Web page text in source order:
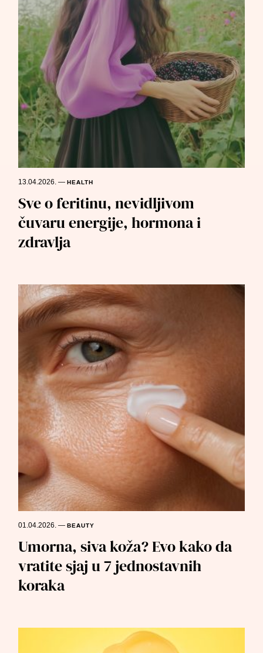
13.04.2026.—HEALTH
Sve o feritinu, nevidljivom
čuvaru energije, hormona i
zdravlja
01.04.2026.—BEAUTY
Umorna, siva koža? Evo kako da
vratite sjaj u 7 jednostavnih
koraka